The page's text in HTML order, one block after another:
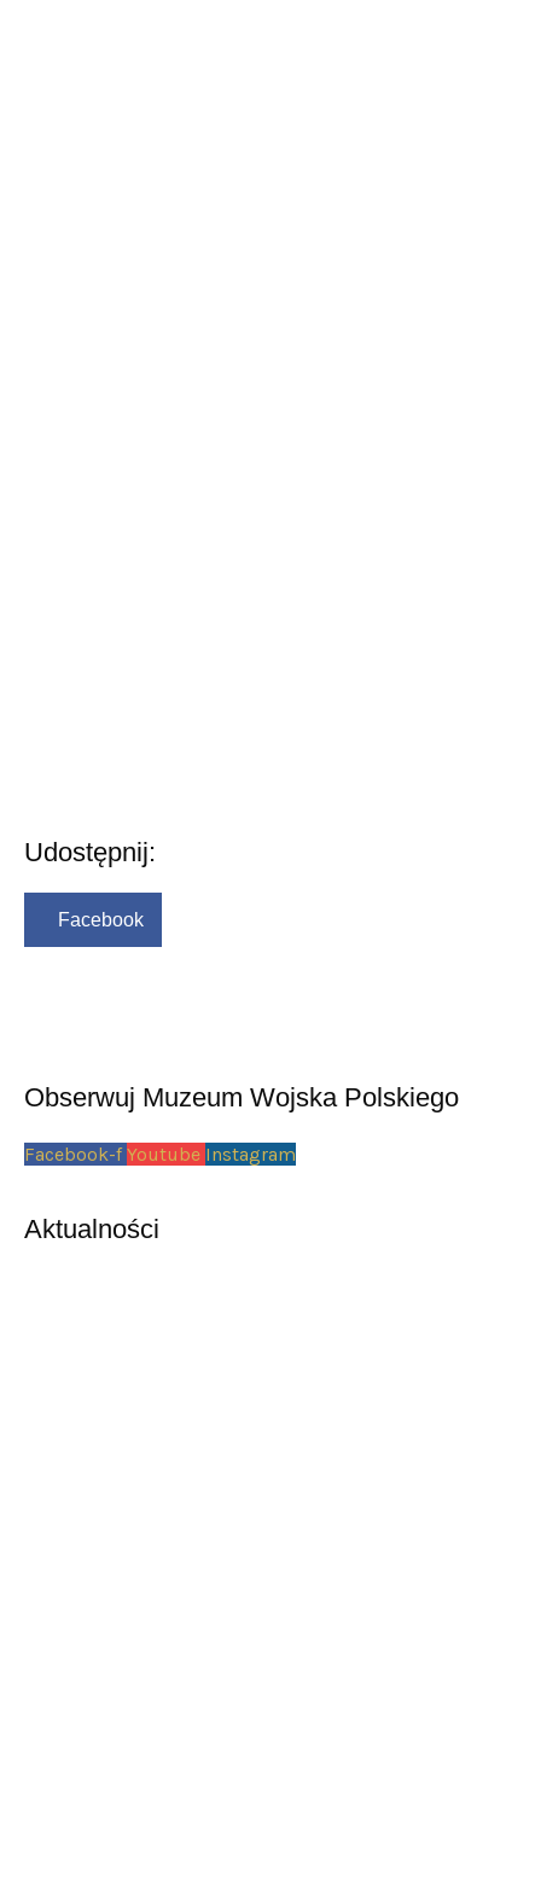
Udostępnij:
Facebook
Obserwuj Muzeum Wojska Polskiego
Facebook-f Youtube Instagram
Aktualności